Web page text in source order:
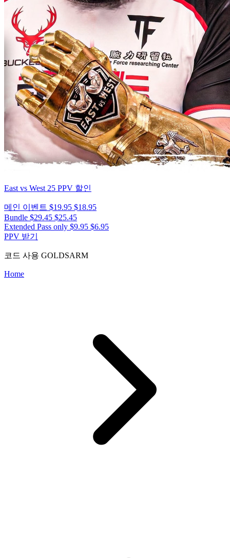
East vs West 25 PPV 할인
메인 이벤트 $19.95 $18.95
Bundle $29.45 $25.45
Extended Pass only $9.95 $6.95
PPV 받기
코드 사용 GOLDSARM
Home